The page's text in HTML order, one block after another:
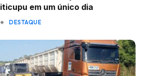
em um único dia
DESTAQUE